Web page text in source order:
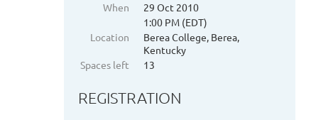
When
29 Oct 2010
1:00 PM (EDT)
Location
Berea College, Berea,
Kentucky
Spaces left
13
REGISTRATION